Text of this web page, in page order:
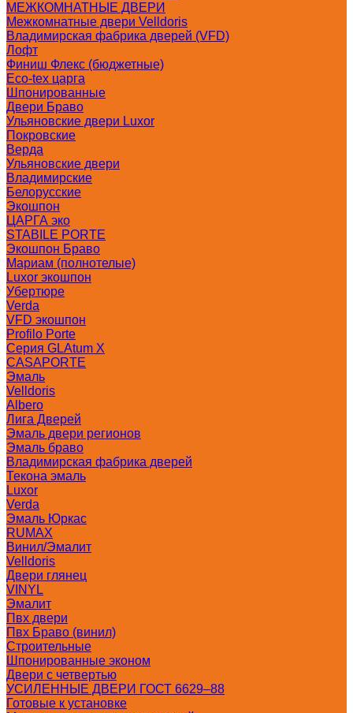
МЕЖКОМНАТНЫЕ ДВЕРИ
Межкомнатные двери Velldoris
Владимирская фабрика дверей (VFD)
Лофт
Финиш Флекс (бюджетные)
Eco-tex царга
Шпонированные
Двери Браво
Ульяновские двери Luxor
Покровские
Верда
Ульяновские двери
Владимирские
Белорусские
Экошпон
ЦАРГА эко
STABILE PORTE
Экошпон Браво
Мариам (полнотелые)
Luxor экошпон
Убертюре
Verda
VFD экошпон
Profilo Porte
Серия GLAtum X
CASAPORTE
Эмаль
Velldoris
Albero
Лига Дверей
Эмаль двери регионов
Эмаль браво
Владимирская фабрика дверей
Текона эмаль
Luxor
Verda
Эмаль Юркас
RUMAX
Винил/Эмалит
Velldoris
Двери глянец
VINYL
Эмалит
Пвх двери
Пвх Браво (винил)
Строительные
Шпонированные эконом
Двери с четвертью
УСИЛЕННЫЕ ДВЕРИ ГОСТ 6629–88
Готовые к установке